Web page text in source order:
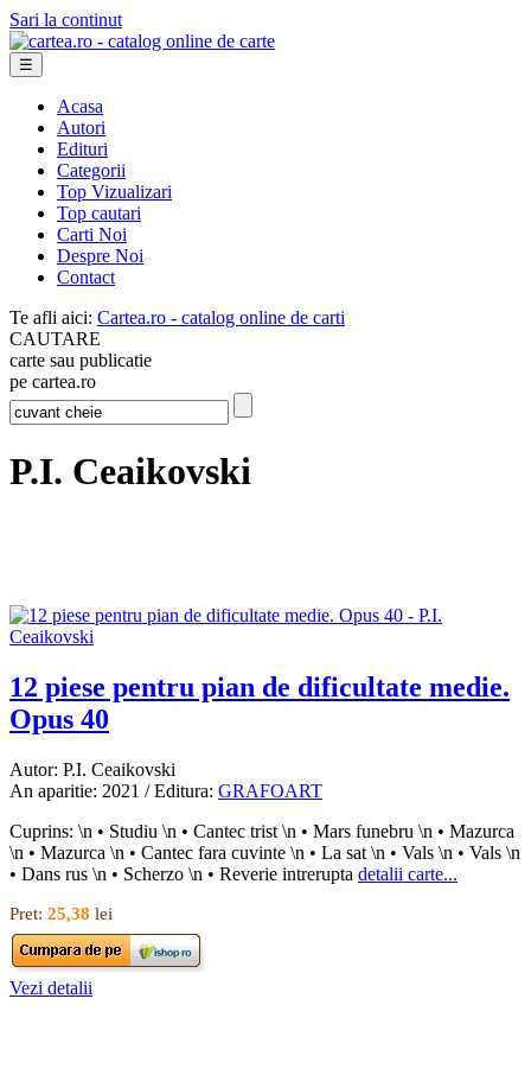
Sari la continut
☰
Acasa
Autori
Edituri
Categorii
Top Vizualizari
Top cautari
Carti Noi
Despre Noi
Contact
Te afli aici: Cartea.ro - catalog online de carti
CAUTARE
carte sau publicatie
pe cartea.ro
P.I. Ceaikovski
12 piese pentru pian de dificultate medie.
Opus 40
Autor: P.I. Ceaikovski
An aparitie: 2021 / Editura: GRAFOART
Cuprins: \n • Studiu \n • Cantec trist \n • Mars funebru \n • Mazurca
\n • Mazurca \n • Cantec fara cuvinte \n • La sat \n • Vals \n • Vals \n
• Dans rus \n • Scherzo \n • Reverie intrerupta detalii carte...
Pret: 25,38 lei
Vezi detalii